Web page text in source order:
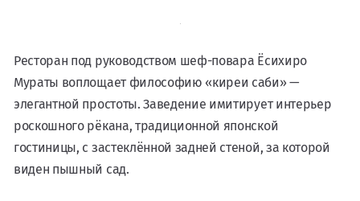
Ресторан под руководством шеф-повара Ёсихиро
Мураты воплощает философию «киреи саби» —
элегантной простоты. Заведение имитирует интерьер
роскошного рёкана, традиционной японской
гостиницы, с застеклённой задней стеной, за которой
виден пышный сад.